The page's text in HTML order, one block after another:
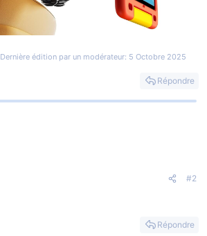
Dernière édition par un modérateur: 5 Octobre 2025
Répondre
#2
Répondre